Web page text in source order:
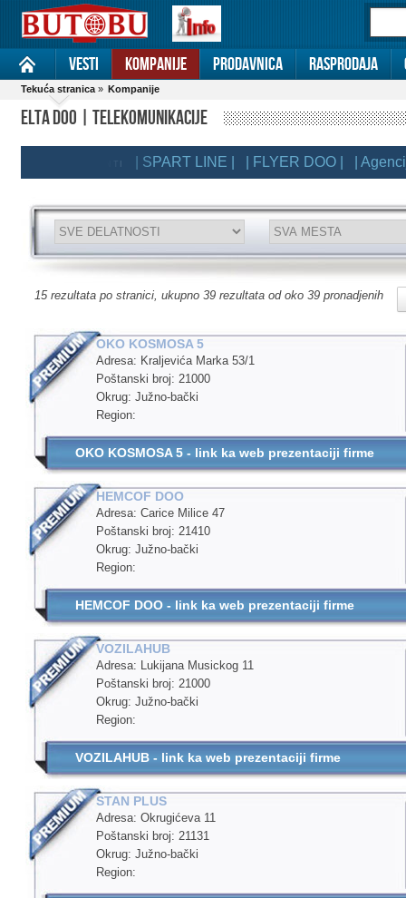
Vesti Kompanije Prodavnica Rasprodaja
Tekuća stranica » Kompanije
ELTA DOO | TELEKOMUNIKACIJE
| SPART LINE | | FLYER DOO | | Agencija
15 rezultata po stranici, ukupno 39 rezultata od oko 39 pronadjenih
OKO KOSMOSA 5
Adresa: Kraljevića Marka 53/1
Poštanski broj: 21000
Okrug: Južno-bački
Region:
OKO KOSMOSA 5 - link ka web prezentaciji firme
HEMCOF DOO
Adresa: Carice Milice 47
Poštanski broj: 21410
Okrug: Južno-bački
Region:
HEMCOF DOO - link ka web prezentaciji firme
VOZILAHUB
Adresa: Lukijana Musickog 11
Poštanski broj: 21000
Okrug: Južno-bački
Region:
VOZILAHUB - link ka web prezentaciji firme
STAN PLUS
Adresa: Okrugićeva 11
Poštanski broj: 21131
Okrug: Južno-bački
Region: